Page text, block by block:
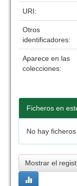
URI:
Otros
identificadores:
Aparece en las
colecciones:
Ficheros en
No hay
Mostrar el